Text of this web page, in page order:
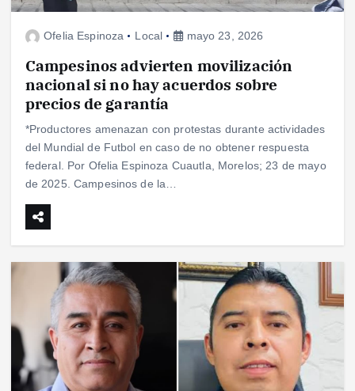
Ofelia Espinoza Local mayo 23, 2026
Campesinos advierten movilización
nacional si no hay acuerdos sobre
precios de garantía
*Productores amenazan con protestas durante actividades
del Mundial de Futbol en caso de no obtener respuesta
federal. Por Ofelia Espinoza Cuautla, Morelos; 23 de mayo
de 2025. Campesinos de la…